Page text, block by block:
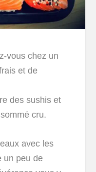
vous chez un
et de
des sushis et
cru.
avec les
un peu de